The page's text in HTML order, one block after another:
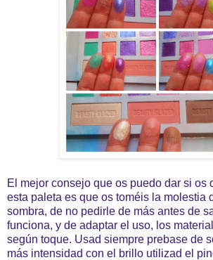
El mejor consejo que os puedo dar si os
esta paleta es que os toméis la molestia
sombra, de no pedirle de más antes de
funciona, y de adaptar el uso, los
según toque. Usad siempre prebase de
más intensidad con el brillo utilizad el